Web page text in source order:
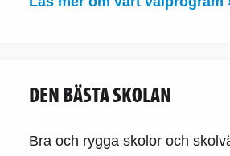
DEN BÄSTA SKOLAN
Bra och rygga skolor och